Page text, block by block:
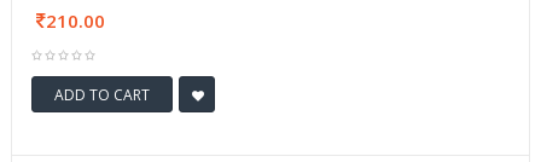
210.00
ADD TO CART